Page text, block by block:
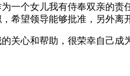
一个女儿我有侍奉双亲的
希望领导能够批准，另外
关心和帮助，很荣幸自己